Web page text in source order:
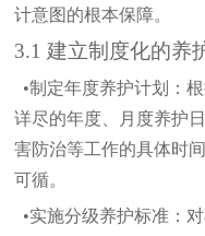
计意图的根本保障。
3.1 建立制度化的养
•制定年度养护计划：
详尽的年度、月度养护
害防治等工作的具体时
可循。
•实施分级养护标准：